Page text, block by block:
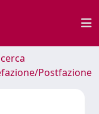
Postfazione